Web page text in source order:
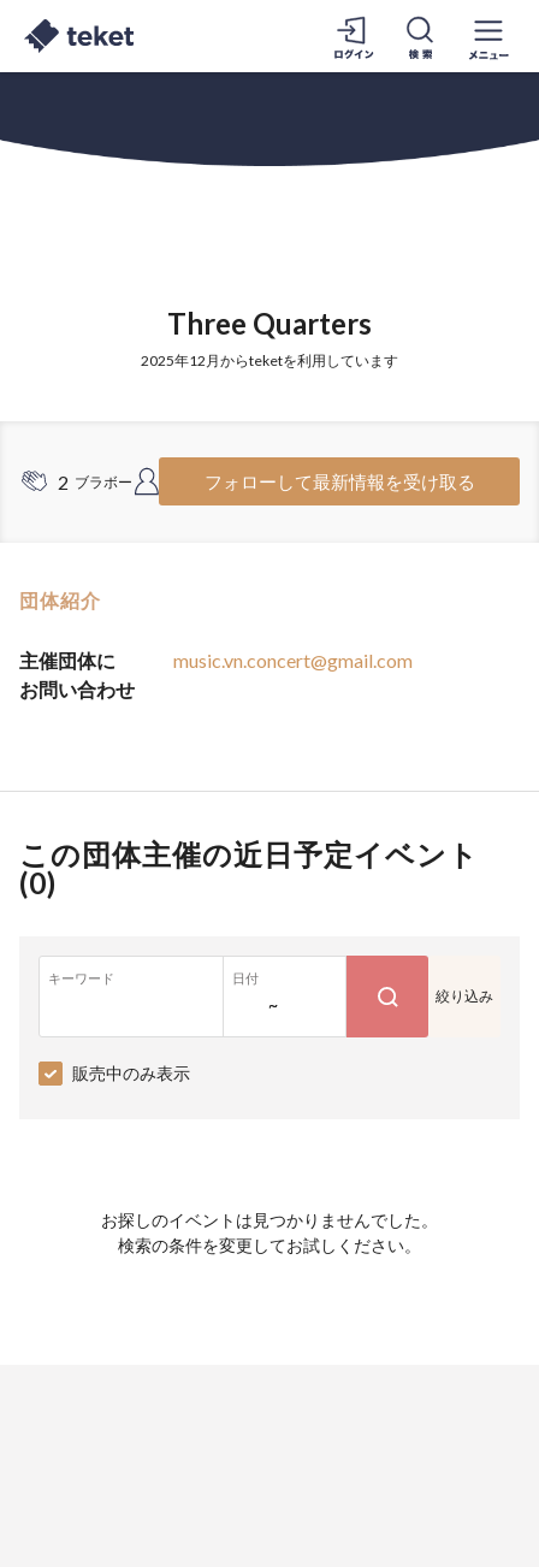
Three Quarters
2025年12月からteketを利用しています
2 ブラボー フォロワー
フォローして最新情報を受け取る
団体紹介
主催団体に
お問い合わせ
music.vn.concert@gmail.com
この団体主催の近日予定イベント
(0)
キーワード 日付
~ 絞り込み
販売中のみ表示
お探しのイベントは見つかりませんでした。
検索の条件を変更してお試しください。